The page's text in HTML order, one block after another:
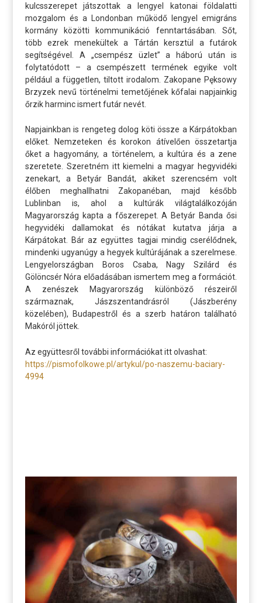
kulcsszerepet játszottak a lengyel katonai földalatti
mozgalom és a Londonban működő lengyel emigráns
kormány közötti kommunikáció fenntartásában. Sőt,
több ezrek menekültek a Tártán kersztül a futárok
segítségével. A „csempész üzlet” a háború után is
folytatódott – a csempészett termének egyike volt
például a független, tiltott irodalom. Zakopane Pęksowy
Brzyzek nevű történelmi temetőjének kőfalai napjainkig
őrzik harminc ismert futár nevét.
Napjainkban is rengeteg dolog köti össze a Kárpátokban
előket. Nemzeteken és korokon átívelően összetartja
őket a hagyomány, a történelem, a kultúra és a zene
szeretete. Szeretném itt kiemelni a magyar hegyvidéki
zenekart, a Betyár Bandát, akiket szerencsém volt
élőben meghallhatni Zakopanéban, majd később
Lublinban is, ahol a kultúrák világtalálkozóján
Magyarország kapta a főszerepet. A Betyár Banda ősi
hegyvidéki dallamokat és nótákat kutatva járja a
Kárpátokat. Bár az együttes tagjai mindig cserélődnek,
mindenki ugyanúgy a hegyek kultúrájának a szerelmese.
Lengyelországban Boros Csaba, Nagy Szilárd és
Gölöncsér Nóra előadásában ismertem meg a formációt.
A zenészek Magyarország különböző részeiről
származnak, Jászszentandrásról (Jászberény
közelében), Budapestről és a szerb határon található
Makóról jöttek.
Az együttesről további információkat itt olvashat:
https://pismofolkowe.pl/artykul/po-naszemu-baciary-
4994